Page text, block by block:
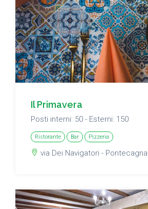
Il Primavera
Posti interni: 50 - Esterni: 150
Ristorante Bar Pizzeria
via Dei Navigatori -